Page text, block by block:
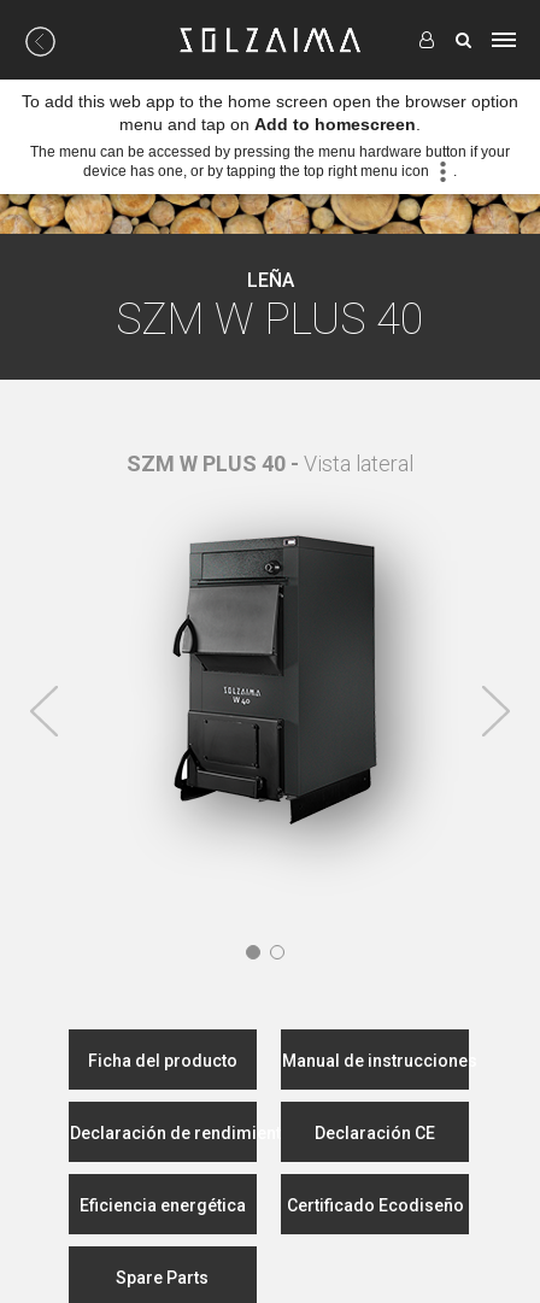
LEÑA
SZM W PLUS 40
SZM W PLUS 40 -Vista lateral
Ficha del producto Manual de instrucciones
Declaración de rendimiento Declaración CE
Eficiencia energética Certificado Ecodiseño
Spare Parts
To add this web app to the home screen open the browser option
menu and tap on Add to homescreen
The menu can be accessed by pressing the menu hardware button if your
device has one, or by tapping the top right menu icon
.